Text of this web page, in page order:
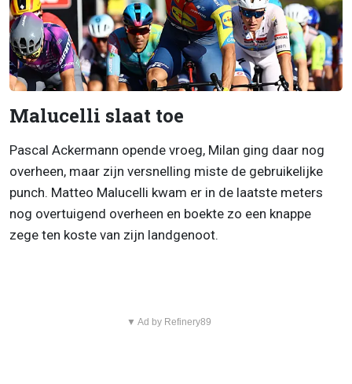
Malucelli slaat toe
Pascal Ackermann opende vroeg, Milan ging daar nog
overheen, maar zijn versnelling miste de gebruikelijke
punch. Matteo Malucelli kwam er in de laatste meters
nog overtuigend overheen en boekte zo een knappe
zege ten koste van zijn landgenoot.
▼ Ad by Refinery89